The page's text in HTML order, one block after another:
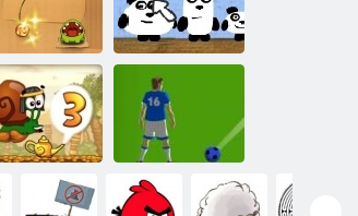
Pārgriez virvi 3 pandas Japānā